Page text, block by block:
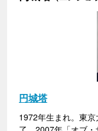
円城塔
1972年生まれ。東